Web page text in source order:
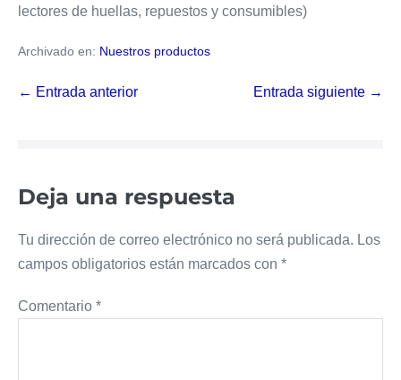
lectores de huellas, repuestos y consumibles)
Archivado en: Nuestros productos
Navegación
← Entrada anterior Entrada siguiente →
Deja una respuesta
Tu dirección de correo electrónico no será publicada. Los
campos obligatorios están marcados con *
Comentario *